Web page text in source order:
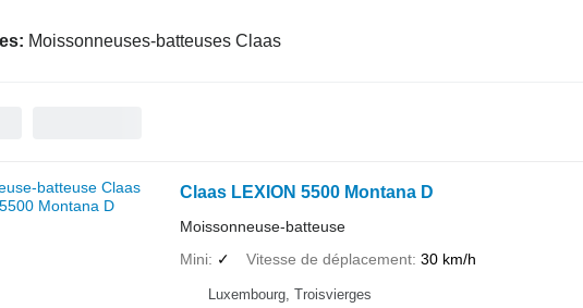
Moissonneuses-batteuses Claas
Claas LEXION 5500 Montana D
Moissonneuse-batteuse
Mini
✓ Vitesse de déplacement 30 km/h
Luxembourg, Troisvierges